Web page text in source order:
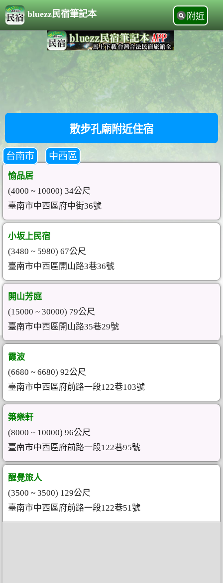
bluezz民宿筆記本 附近
散步孔廟附近住宿
台南市 中西區
愉品居
(4000 ~ 10000) 34公尺
臺南市中西區府中街36號
小坂上民宿
(3480 ~ 5980) 67公尺
臺南市中西區開山路3巷36號
開山芳庭
(15000 ~ 30000) 79公尺
臺南市中西區開山路35巷29號
霞波
(6680 ~ 6680) 92公尺
臺南市中西區府前路一段122巷103號
築樂軒
(8000 ~ 10000) 96公尺
臺南市中西區府前路一段122巷95號
醒覺旅人
(3500 ~ 3500) 129公尺
臺南市中西區府前路一段122巷51號